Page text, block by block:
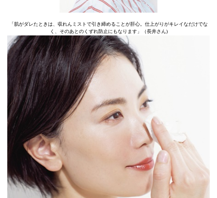
「肌がダレたときは、収れんミストで引き締めることが肝心。仕上がりがキレイなだけでな
く、そのあとのくずれ防止にもなります」（長井さん)